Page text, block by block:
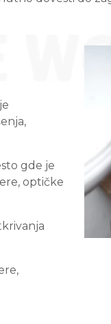
gde je
optičke